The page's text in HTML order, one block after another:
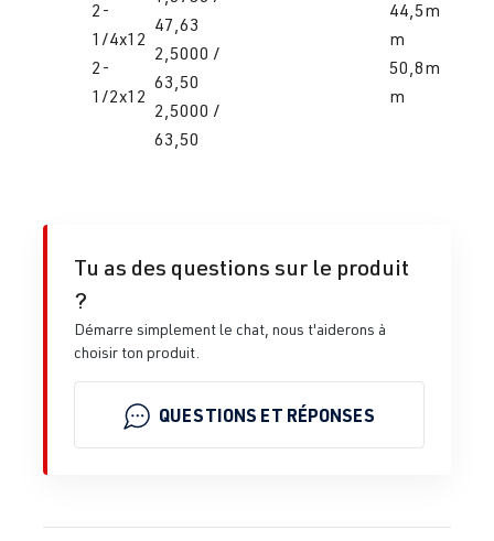
2-
1/4x12
2-
1/2x12
47,63
2,5000 /
63,50
2,5000 /
63,50
44,5m
m
50,8m
m
Tu as des questions sur le produit
?
Démarre simplement le chat, nous t'aiderons à
choisir ton produit.
QUESTIONS ET RÉPONSES